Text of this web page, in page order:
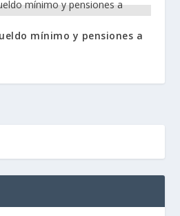
mínimo y pensiones a